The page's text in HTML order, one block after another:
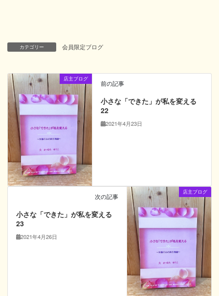
カテゴリー 会員限定ブログ
店主ブログ
前の記事
小さな「できた」が私を変える
22
2021年4月23日
店主ブログ
次の記事
小さな「できた」が私を変える
23
2021年4月26日